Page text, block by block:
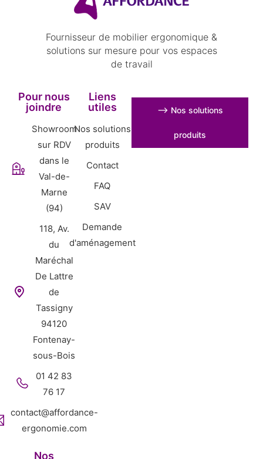
Fournisseur de mobilier ergonomique &
solutions sur mesure pour vos espaces
de travail
Pour nous
joindre
Showroom
sur RDV
dans le
Val-de-
Marne
(94)
118, Av.
du
Maréchal
De Lattre
de
Tassigny
94120
Fontenay-
sous-Bois
01 42 83
76 17
contact@affordance-
ergonomie.com
Nos
Liens
utiles
Nos solutions
produits
Contact
FAQ
SAV
Demande
d'aménagement
⟶ Nos solutions
produits